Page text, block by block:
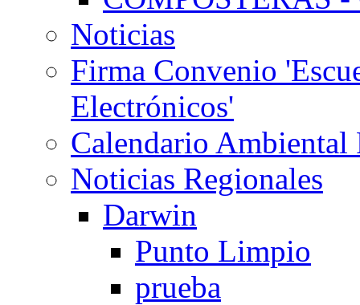
Noticias
Firma Convenio
Electrónicos'
Calendario Ambiental
Noticias Regionales
Darwin
Punto Limpio
prueba